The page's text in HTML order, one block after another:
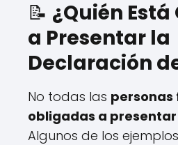
📝 ¿Quién
a Presentar la
Declaración
No todas las personas
obligadas a presentar
Algunos de los